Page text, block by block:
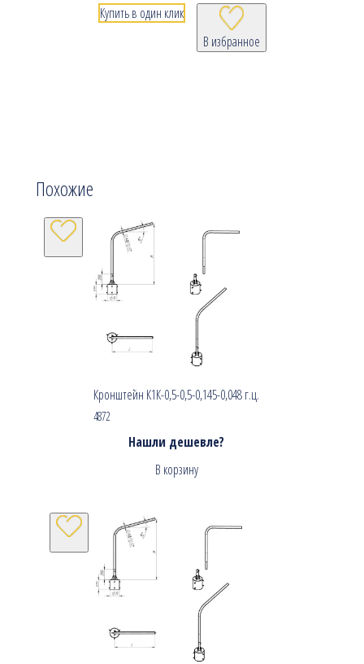
В избранное
Купить в один клик
Похожие
Кронштейн К1К-0,5-0,5-0,145-0,048 г.ц.
4872
Нашли дешевле?
В корзину